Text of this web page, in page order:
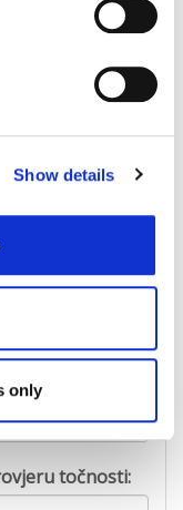
Show details
only
točnosti: